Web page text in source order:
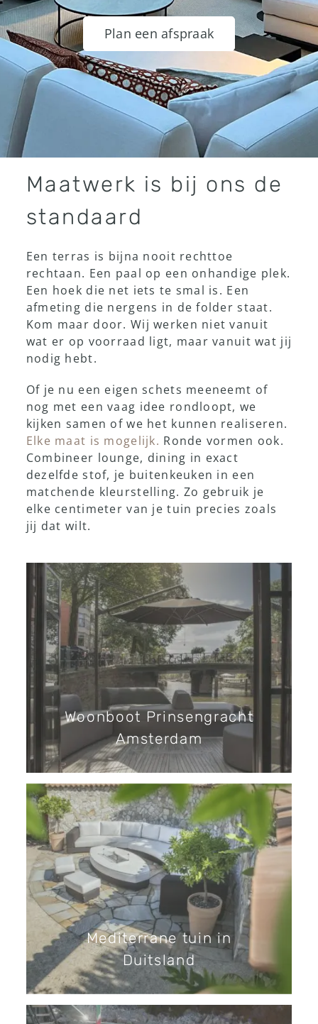
Showroom Plan een afspraak
Maatwerk is bij ons de
standaard
Een terras is bijna nooit rechttoe
rechtaan. Een paal op een onhandige plek.
Een hoek die net iets te smal is. Een
afmeting die nergens in de folder staat.
Kom maar door. Wij werken niet vanuit
wat er op voorraad ligt, maar vanuit wat jij
nodig hebt.
Of je nu een eigen schets meeneemt of
nog met een vaag idee rondloopt, we
kijken samen of we het kunnen realiseren.
Elke maat is mogelijk. Ronde vormen ook.
Combineer lounge, dining in exact
dezelfde stof, je buitenkeuken in een
matchende kleurstelling. Zo gebruik je
elke centimeter van je tuin precies zoals
jij dat wilt.
Woonboot Prinsengracht
Amsterdam
Mediterrane tuin in
Duitsland